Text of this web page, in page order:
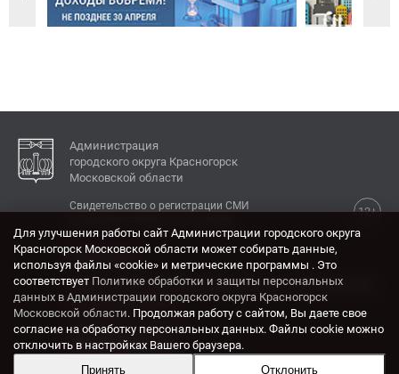
Администрация
городского округа Красногорск
Московской области
12+
Свидетельство о регистрации СМИ
КОНТАКТЫ
Адрес: 143404, Московская область, г. Красногорск,
ул. Ленина, дом 4.
Электронная почта:
krasrn@mosreg.ru
Для улучшения работы сайт Администрации городского округа
Красногорск Московской области может собирать данные,
используя файлы «cookie» и метрические программы . Это
соответствует Политике обработки и защиты персональных
данных в Администрации городского округа Красногорск
Московской области. Продолжая работу с сайтом, Вы даете свое
согласие на обработку персональных данных. Файлы cookie можно
отключить в настройках Вашего браузера.
Принять
Отклонить